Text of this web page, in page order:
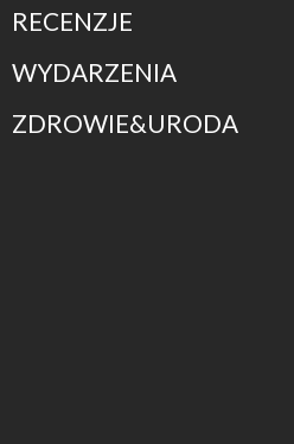
RECENZJE
WYDARZENIA
ZDROWIE&URODA